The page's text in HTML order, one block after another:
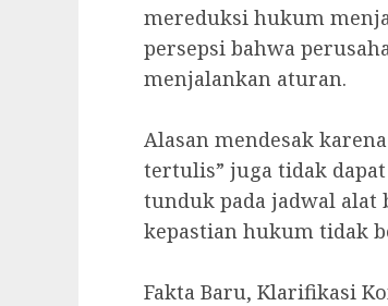
mereduksi hukum
persepsi bahwa
menjalankan aturan.
‎Alasan mendesak
tertulis” juga tidak
tunduk pada jadwal alat
kepastian hukum tidak
‎Fakta Baru, Klarifikasi